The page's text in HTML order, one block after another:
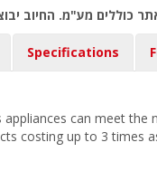
כוללים מע"מ. החיוב
Specifications
can meet the
costing up to 3 times